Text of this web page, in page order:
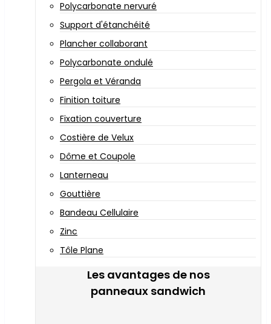
Polycarbonate nervuré
Support d'étanchéité
Plancher collaborant
Polycarbonate ondulé
Pergola et Véranda
Finition toiture
Fixation couverture
Costière de Velux
Dôme et Coupole
Lanterneau
Gouttière
Bandeau Cellulaire
Zinc
Tôle Plane
Les avantages de nos
panneaux sandwich